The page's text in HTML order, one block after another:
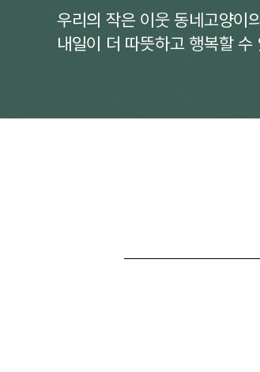
우리의 작은 이웃 동네고양이
내일이 더 따뜻하고 행복할 수